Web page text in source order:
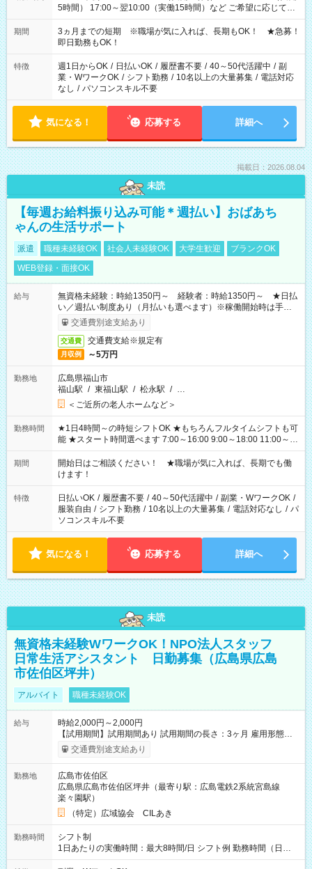
5時間） 17:00～翌10:00（実働15時間）など ご希望に応じて、
働く時間は調整できます！ お気軽に担当へ相談ください！
期間
3ヵ月までの短期 ※職場が気に入れば、長期もOK！ ★急募！
即日勤務もOK！
特徴 週1日からOK / 日払いOK / 履歴書不要 / 40～50代活躍中 / 副
業・WワークOK / シフト勤務 / 10名以上の大量募集 / 電話対応
なし / パソコンスキル不要
気になる！ 応募する 詳細へ
掲載日：2026.08.04
未読
【毎週お給料振り込み可能＊週払い】おばあち
ゃんの生活サポート
派遣 職種未経験OK 社会人未経験OK 大学生歓迎
ブランクOK
WEB登録・面接OK
給与
無資格未経験：時給1350円～ 経験者：時給1350円～ ★日払
い／週払い制度あり（月払いも選べます）※稼働開始時は手続き
完了次第のお支払いとなります。
交通費別途支給あり
交通費 交通費支給※規定有
月収例 ～5万円
勤務地
広島県福山市
福山駅 / 東福山駅 / 松永駅 / …
＜ご近所の老人ホームなど＞
勤務時間
★1日4時間～の時短シフトOK ★もちろんフルタイムシフトも可
能 ★スタート時間選べます 7:00～16:00 9:00～18:00 11:00～
20:00 など 残業なし！ ※Wワークの場合、他のお仕事と合わせ
週40時間超の就業はご案内できません ※法令に基づき、週20時
間以上勤務は社会保険への加入対象となります ※労働者派遣法
（日雇い派遣の原則禁止）により、短時間・短期間の就業はご
案内が難しい場合があります
期間
開始日はご相談ください！ ★職場が気に入れば、長期でも働
けます！
特徴 日払いOK / 履歴書不要 / 40～50代活躍中 / 副業・WワークOK /
服装自由 / シフト勤務 / 10名以上の大量募集 / 電話対応なし / パ
ソコンスキル不要
気になる！ 応募する 詳細へ
未読
無資格未経験WワークOK！NPO法人スタッフ
日常生活アシスタント 日勤募集（広島県広島
市佐伯区坪井）
アルバイト 職種未経験OK
給与
時給2,000円～2,000円
【試用期間】試用期間あり 試用期間の長さ：3ヶ月 雇用形態、
給与は本採用時と同じです。
交通費別途支給あり
勤務地
広島市佐伯区
広島県広島市佐伯区坪井（最寄り駅：広島電鉄2系統宮島線
楽々園駅）
（特定）広域協会 CILあき
勤務時間
シフト制
1日あたりの実働時間：最大8時間/日 シフト例 勤務時間（日
勤）・8時～18時 （実働時間8時間 待機休憩2時間）（日勤1回